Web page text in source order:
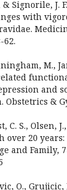
Signorile, J.
with
62.
M.,
and
&
C. S., Olsen,
over 20
and Family,
O., Grujicic,